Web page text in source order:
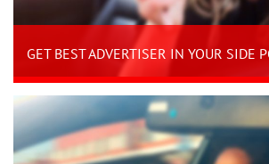
GET BEST ADVERTISER IN YOUR SIDE